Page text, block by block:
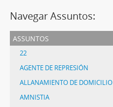
Navegar Assuntos:
assuntos
22
AGENTE DE REPRESIÓN
ALLANAMIENTO DE DOMICILIO
AMNISTIA